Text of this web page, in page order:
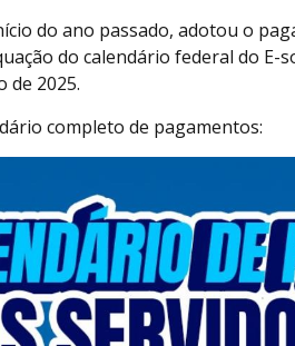
do ano passado, adotou o
do calendário federal do E-
de 2025.
completo de pagamentos: